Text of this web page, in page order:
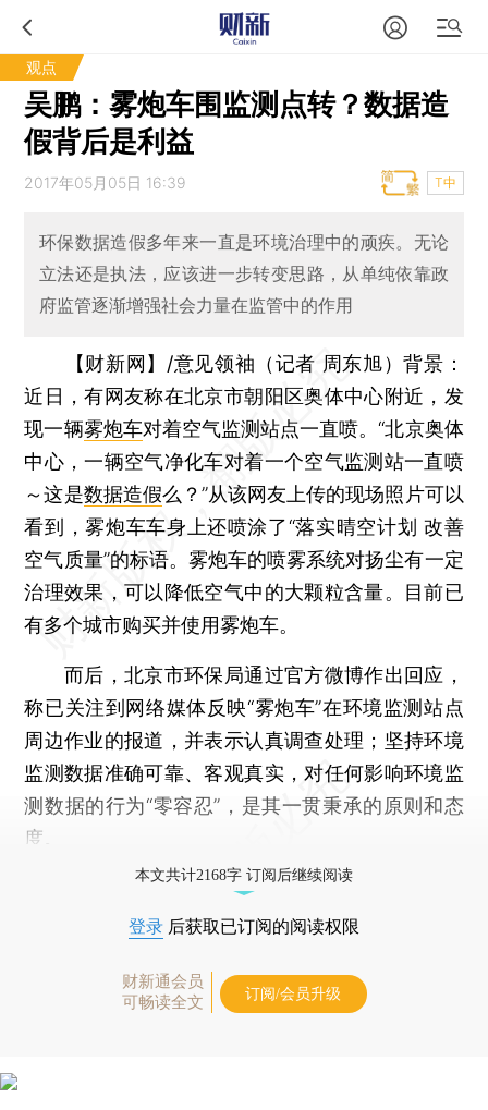
观点
吴鹏：雾炮车围监测点转？数据造
假背后是利益
2017年05月05日 16:39 T中
环保数据造假多年来一直是环境治理中的顽疾。无论
立法还是执法，应该进一步转变思路，从单纯依靠政
府监管逐渐增强社会力量在监管中的作用
【财新网】/意见领袖（记者 周东旭）背景 ：
近日，有网友称在北京市朝阳区奥体中心附近，发
现一辆雾炮车对着空气监测站点一直喷。“北京奥体
中心，一辆空气净化车对着一个空气监测站一直喷
～这是数据造假么？”从该网友上传的现场照片可以
看到，雾炮车车身上还喷涂了“落实晴空计划 改善
空气质量”的标语。雾炮车的喷雾系统对扬尘有一定
治理效果，可以降低空气中的大颗粒含量。目前已
有多个城市购买并使用雾炮车。
而后，北京市环保局通过官方微博作出回应，
称已关注到网络媒体反映“雾炮车”在环境监测站点
周边作业的报道，并表示认真调查处理；坚持环境
监测数据准确可靠、客观真实，对任何影响环境监
测数据的行为“零容忍”，是其一贯秉承的原则和态
度。
本文共计2168字 订阅后继续阅读
登录 后获取已订阅的阅读权限
财新通会员
可畅读全文
订阅/会员升级